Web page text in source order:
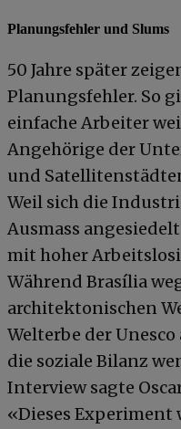
Planungsfehler und Slums
50 Jahre später
Planungsfehler. So
einfache Arbeiter
Angehörige der
und
Weil sich die
Ausmass
mit hoher
Während Brasília
architektonischen
Welterbe der
die soziale Bilanz
Interview sagte
«Dieses Experiment